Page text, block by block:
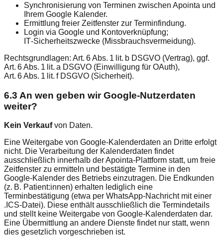
Synchronisierung von Terminen zwischen Apointa und
Ihrem Google Kalender.
Ermittlung freier Zeitfenster zur Terminfindung.
Login via Google und Kontoverknüpfung;
IT‑Sicherheitszwecke (Missbrauchsvermeidung).
Rechtsgrundlagen: Art. 6 Abs. 1 lit. b DSGVO (Vertrag), ggf.
Art. 6 Abs. 1 lit. a DSGVO (Einwilligung für OAuth),
Art. 6 Abs. 1 lit. f DSGVO (Sicherheit).
6.3 An wen geben wir Google‑Nutzerdaten
weiter?
Kein Verkaufvon Daten.
Eine Weitergabe von Google‑Kalenderdaten an Dritte erfolgt
nicht. Die Verarbeitung der Kalenderdaten findet
ausschließlich innerhalb der Apointa‑Plattform statt, um freie
Zeitfenster zu ermitteln und bestätigte Termine in den
Google‑Kalender des Betriebs einzutragen. Die Endkunden
(z. B. Patient:innen) erhalten lediglich eine
Terminbestätigung (etwa per WhatsApp‑Nachricht mit einer
.ICS‑Datei). Diese enthält ausschließlich die Termindetails
und stellt keine Weitergabe von Google‑Kalenderdaten dar.
Eine Übermittlung an andere Dienste findet nur statt, wenn
dies gesetzlich vorgeschrieben ist.